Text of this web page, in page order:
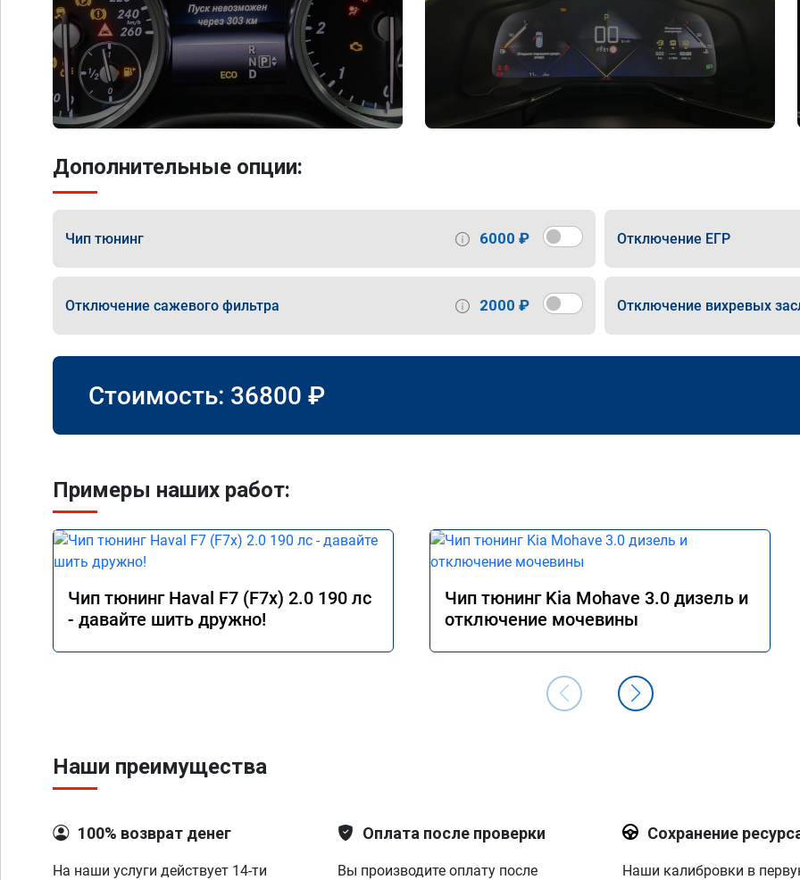
Дополнительные опции:
Чип тюнинг 6000 ₽ Отключение ЕГР
Отключение сажевого фильтра 2000 ₽ Отключение вихревых
Стоимость: 36800 ₽
Примеры наших работ:
Чип тюнинг Haval F7 (F7x) 2.0 190 лс
- давайте шить дружно!
Чип тюнинг Kia Mohave 3.0 дизель и
отключение мочевины
Наши преимущества
100% возврат денег
На наши услуги действует 14-ти
Оплата после проверки
Вы производите оплату после
Сохранение
Наши калибровки в